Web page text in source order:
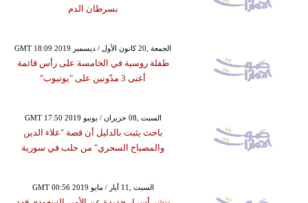
بسرطان الدم
GMT 18:09 2019 الجمعة ,20 كانون الأول / ديسمبر
طفلة روسية في الخامسة على رأس قائمة
أغنى 3 مدّونين على "يوتيوب"
GMT 17:50 2019 السبت ,08 حزيران / يونيو
باحث يثبت بالدليل أن قصة "علاء الدين
والمصباح السحري" من حلب في سورية
GMT 00:56 2019 السبت ,11 أيار / مايو